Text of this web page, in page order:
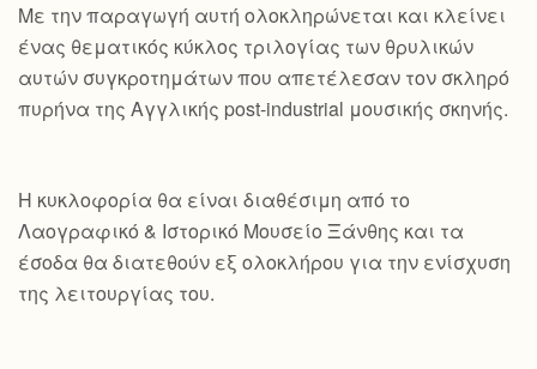
Με την παραγωγή αυτή ολοκληρώνεται και κλείνει
ένας θεματικός κύκλος τριλογίας των θρυλικών
αυτών συγκροτημάτων που απετέλεσαν τον σκληρό
πυρήνα της Αγγλικής post-industrial μουσικής σκηνής.
Η κυκλοφορία θα είναι διαθέσιμη από το
Λαογραφικό & Ιστορικό Μουσείο Ξάνθης και τα
έσοδα θα διατεθούν εξ ολοκλήρου για την ενίσχυση
της λειτουργίας του.